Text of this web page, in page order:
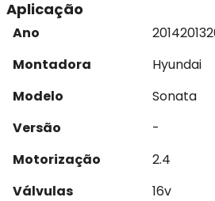
Aplicação
Ano 20142013
Montadora
Hyundai
Modelo
Sonata
Versão
-
Motorização
2.4
Válvulas
16v